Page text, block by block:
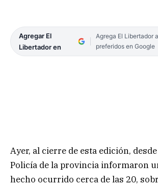
Agregar El
Libertador en
Agrega El Libertador
preferidos en Google
Ayer, al cierre de esta edición,
Policía de la provincia informaron
hecho ocurrido cerca de las 20,